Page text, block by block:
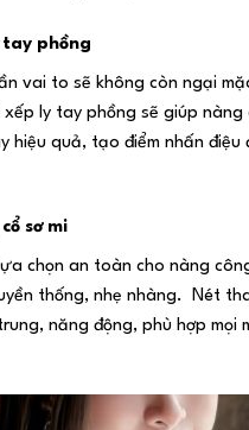
phồng
vai to sẽ không còn ngại
xếp ly tay phồng sẽ giúp nàng
hiệu quả, tạo điểm nhấn điệu
sơ mi
chọn an toàn cho nàng
thống, nhẹ nhàng. Nét
năng động, phù hợp mọi